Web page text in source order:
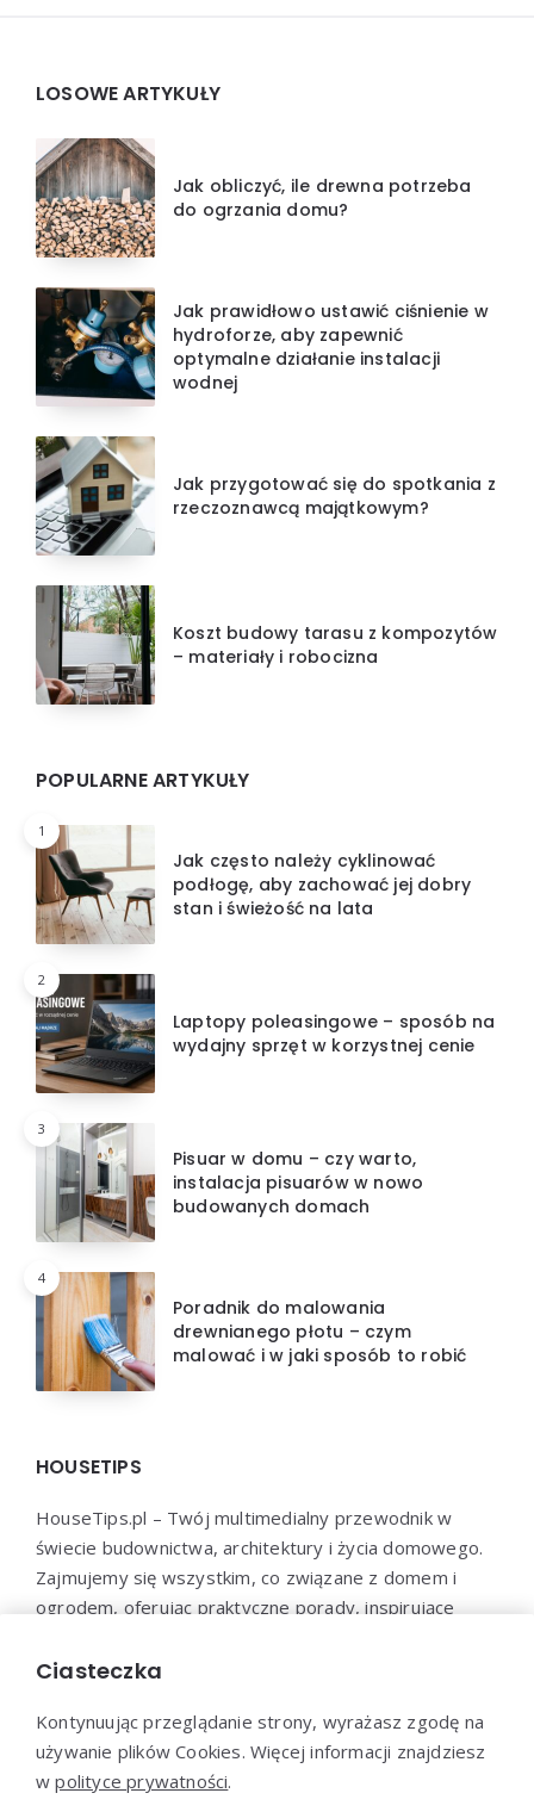
Widgets
LOSOWE ARTYKUŁY
Jak obliczyć, ile drewna potrzeba
do ogrzania domu?
Jak prawidłowo ustawić ciśnienie w
hydroforze, aby zapewnić
optymalne działanie instalacji
wodnej
Jak przygotować się do spotkania z
rzeczoznawcą majątkowym?
Koszt budowy tarasu z kompozytów
– materiały i robocizna
POPULARNE ARTYKUŁY
1
Jak często należy cyklinować
podłogę, aby zachować jej dobry
stan i świeżość na lata
2
Laptopy poleasingowe – sposób na
wydajny sprzęt w korzystnej cenie
3
Pisuar w domu – czy warto,
instalacja pisuarów w nowo
budowanych domach
4
Poradnik do malowania
drewnianego płotu – czym
malować i w jaki sposób to robić
HOUSETIPS
HouseTips.pl – Twój multimedialny przewodnik w
świecie budownictwa, architektury i życia domowego.
Zajmujemy się wszystkim, co związane z domem i
ogrodem, oferując praktyczne porady, inspirujące
konsultacje. HouseTips.pl to miejsce, gdzie marzenia o
Ciasteczka
Kontynuując przeglądanie strony, wyrażasz zgodę na
używanie plików Cookies. Więcej informacji znajdziesz
wpolityce prywatności.